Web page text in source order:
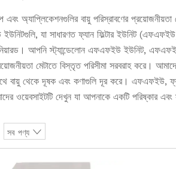
এবং অ্যাপ্লিকেশনগুলির বায়ু পরিস্রাবণের
যা সাধারণত ফ্যান ফিল্টার ইউনিট (এফএফইউ)
আপনি স্ট্যান্ডেলোন এফএফইউ ইউনিট, এফএফইউ
মেটাতে বিস্তৃত পরিসীমা সরবরাহ করে।
বায়ু থেকে দূষক এবং কণাগুলি দূর করে। এফএফইউ,
ওয়েবসাইটটি দেখুন যা আপনাকে একটি পরিষ্কার এবং
সব পণ্য